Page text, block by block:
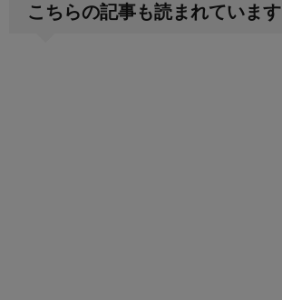
こちらの記事も読まれています